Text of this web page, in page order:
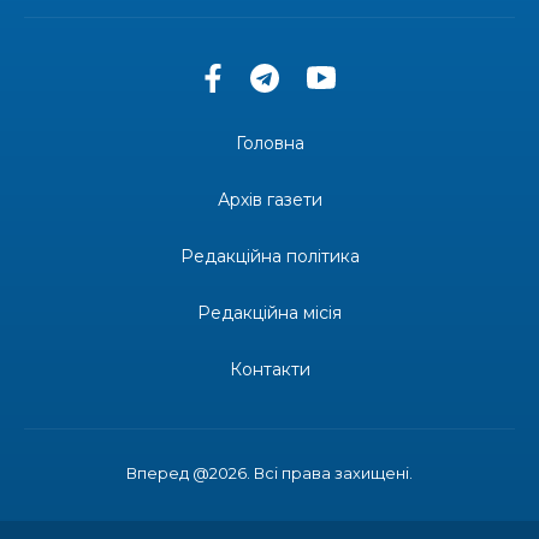
«Дві музи» у Рівному: свято краси, мистецтва
Одна з найяскравіших постатей Бахмута –
професійним святом
Вперед @2026. Всі права захищені.
Головна
Архів газети
Редакційна політика
Редакційна місія
Контакти